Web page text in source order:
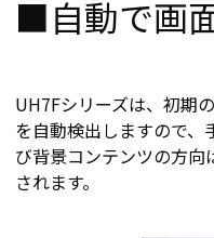
■自動で画
UH7Fシリーズは、初期
を自動検出しますので、
び背景コンテンツの方
されます。